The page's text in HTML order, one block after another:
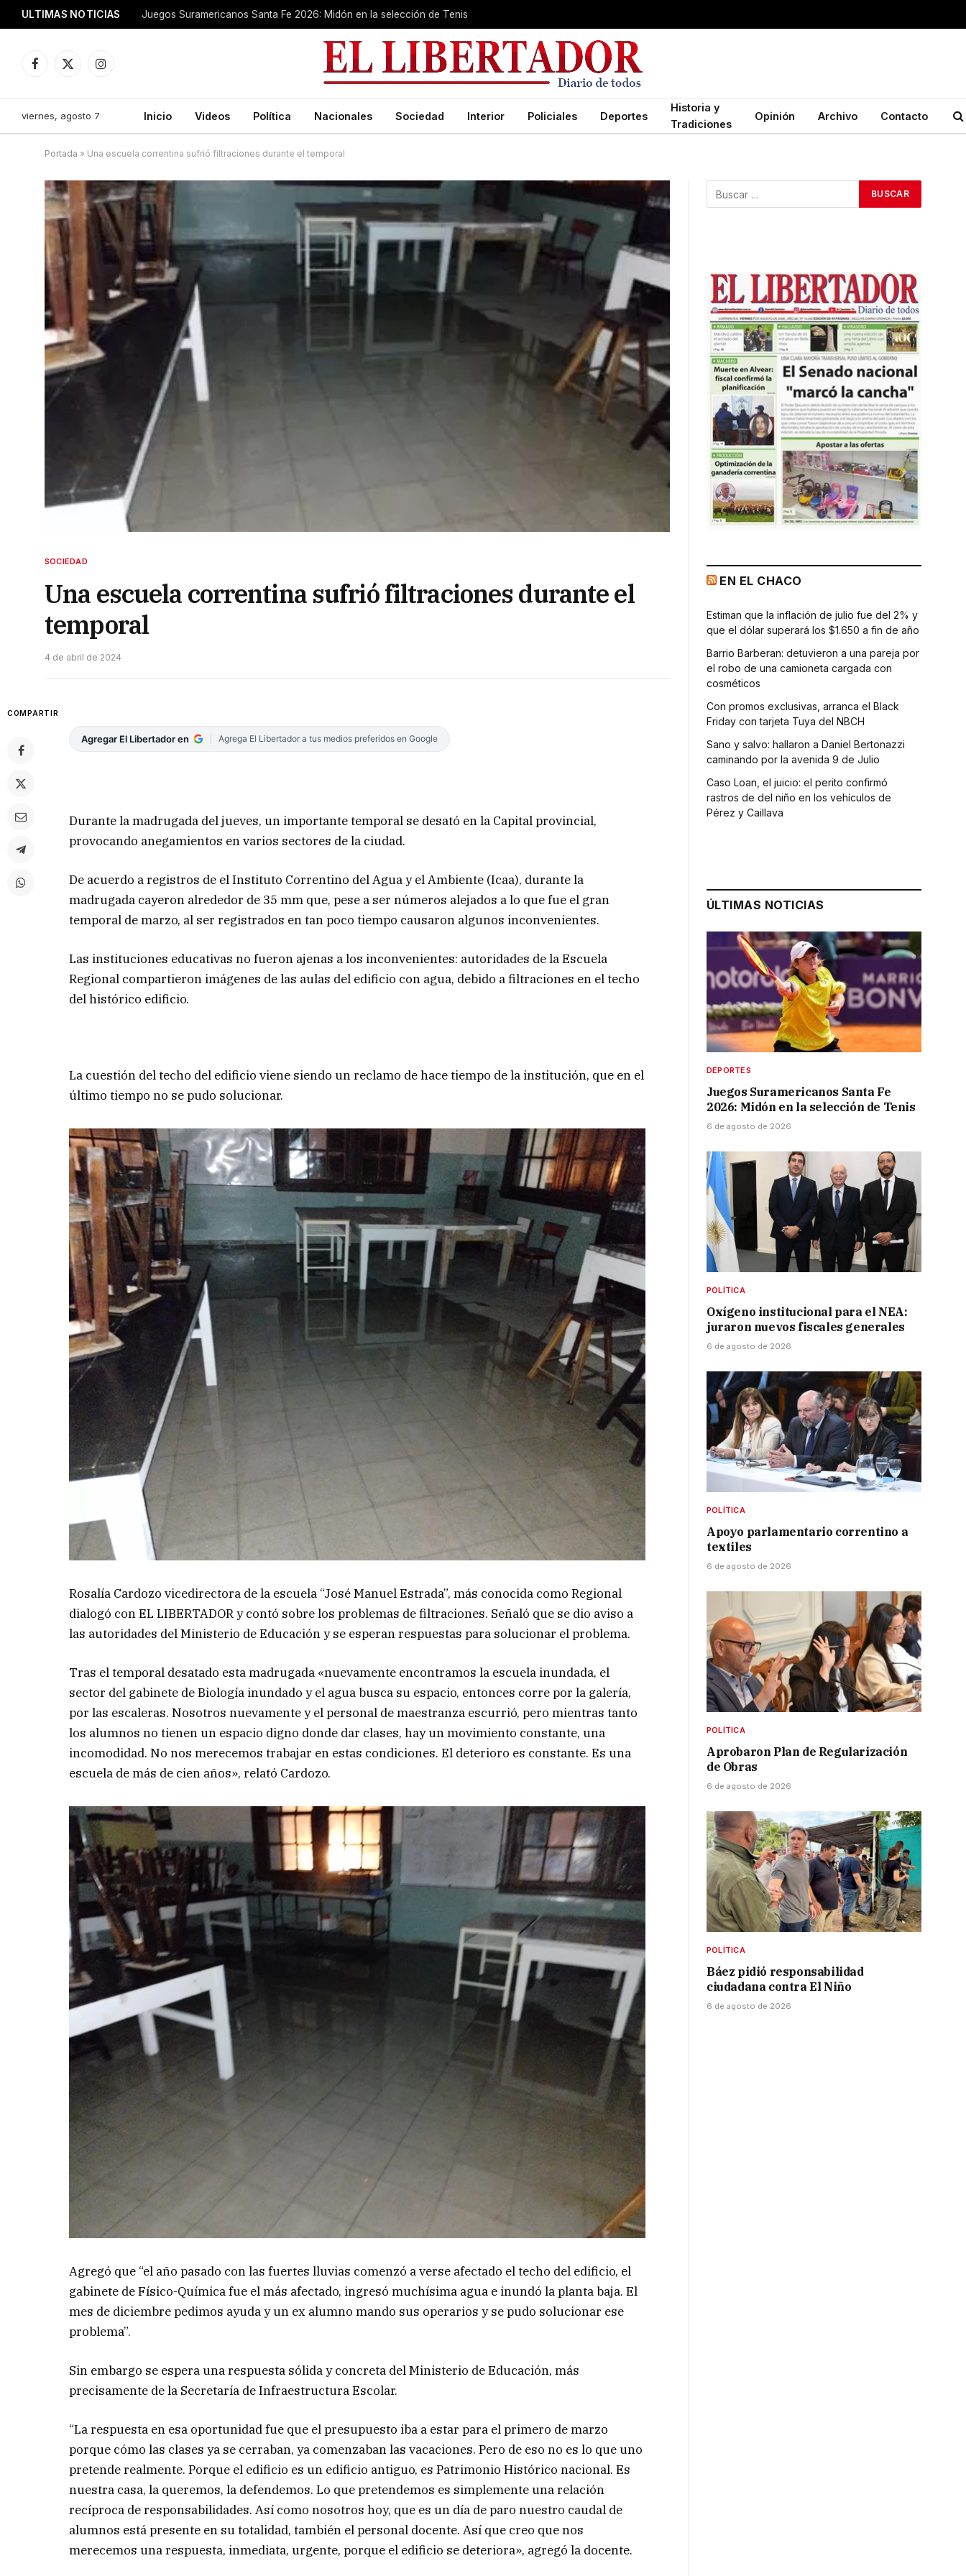
ULTIMAS NOTICIAS Juegos Suramericanos Santa Fe 2026: Midón en la selección de Tenis
Facebook
X
Instagram
viernes, agosto 7 Inicio Videos Política Nacionales Sociedad Interior Policiales Deportes
Historia y
Tradiciones
Opinión Archivo Contacto
Portada » Una escuela correntina sufrió filtraciones durante el temporal
SOCIEDAD
Una escuela correntina sufrió filtraciones durante el
temporal
4 de abril de 2024
COMPARTIR
Agregar El Libertador en Agrega El Libertador a tus medios preferidos en Google
Durante la madrugada del jueves, un importante temporal se desató en la Capital provincial,
provocando anegamientos en varios sectores de la ciudad.
De acuerdo a registros de el Instituto Correntino del Agua y el Ambiente (Icaa), durante la
madrugada cayeron alrededor de 35 mm que, pese a ser números alejados a lo que fue el gran
temporal de marzo, al ser registrados en tan poco tiempo causaron algunos inconvenientes.
Las instituciones educativas no fueron ajenas a los inconvenientes: autoridades de la Escuela
Regional compartieron imágenes de las aulas del edificio con agua, debido a filtraciones en el techo
del histórico edificio.
La cuestión del techo del edificio viene siendo un reclamo de hace tiempo de la institución, que en el
último tiempo no se pudo solucionar.
Rosalía Cardozo vicedirectora de la escuela “José Manuel Estrada”, más conocida como Regional
dialogó con EL LIBERTADOR y contó sobre los problemas de filtraciones. Señaló que se dio aviso a
las autoridades del Ministerio de Educación y se esperan respuestas para solucionar el problema.
Tras el temporal desatado esta madrugada «nuevamente encontramos la escuela inundada, el
sector del gabinete de Biología inundado y el agua busca su espacio, entonces corre por la galería,
por las escaleras. Nosotros nuevamente y el personal de maestranza escurrió, pero mientras tanto
los alumnos no tienen un espacio digno donde dar clases, hay un movimiento constante, una
incomodidad. No nos merecemos trabajar en estas condiciones. El deterioro es constante. Es una
escuela de más de cien años», relató Cardozo.
Agregó que “el año pasado con las fuertes lluvias comenzó a verse afectado el techo del edificio, el
gabinete de Físico-Química fue el más afectado, ingresó muchísima agua e inundó la planta baja. El
mes de diciembre pedimos ayuda y un ex alumno mando sus operarios y se pudo solucionar ese
problema”.
Sin embargo se espera una respuesta sólida y concreta del Ministerio de Educación, más
precisamente de la Secretaría de Infraestructura Escolar.
“La respuesta en esa oportunidad fue que el presupuesto iba a estar para el primero de marzo
porque cómo las clases ya se cerraban, ya comenzaban las vacaciones. Pero de eso no es lo que uno
pretende realmente. Porque el edificio es un edificio antiguo, es Patrimonio Histórico nacional. Es
nuestra casa, la queremos, la defendemos. Lo que pretendemos es simplemente una relación
recíproca de responsabilidades. Así como nosotros hoy, que es un día de paro nuestro caudal de
alumnos está presente en su totalidad, también el personal docente. Así que creo que nos
merecemos una respuesta, inmediata, urgente, porque el edificio se deteriora», agregó la docente.
EN EL CHACO
Estiman que la inflación de julio fue del 2% y
que el dólar superará los $1.650 a fin de año
Barrio Barberan: detuvieron a una pareja por
el robo de una camioneta cargada con
cosméticos
Con promos exclusivas, arranca el Black
Friday con tarjeta Tuya del NBCH
Sano y salvo: hallaron a Daniel Bertonazzi
caminando por la avenida 9 de Julio
Caso Loan, el juicio: el perito confirmó
rastros de del niño en los vehículos de
Pérez y Caillava
ÚLTIMAS NOTICIAS
DEPORTES
Juegos Suramericanos Santa Fe
2026: Midón en la selección de Tenis
6 de agosto de 2026
POLÍTICA
Oxígeno institucional para el NEA:
juraron nuevos fiscales generales
6 de agosto de 2026
POLÍTICA
Apoyo parlamentario correntino a
textiles
6 de agosto de 2026
POLÍTICA
Aprobaron Plan de Regularización
de Obras
6 de agosto de 2026
POLÍTICA
Báez pidió responsabilidad
ciudadana contra El Niño
6 de agosto de 2026